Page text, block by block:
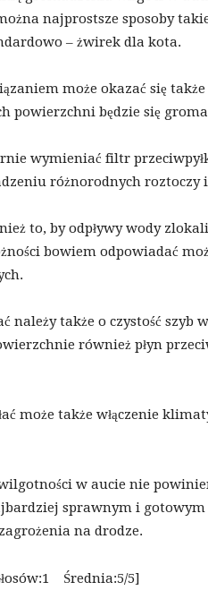
najprostsze sposoby
– żwirek dla kota.
może okazać się
powierzchni będzie się
wymieniać filtr
różnorodnych roztoczy
to, by odpływy wody
bowiem odpowiadać
należy także o czystość
również płyn
może także włączenie
w aucie nie
sprawnym i
na drodze.
Średnia:5/5]